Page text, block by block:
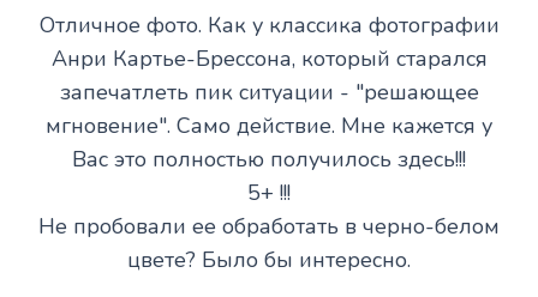
Отличное фото. Как у классика фотографии
Анри Картье-Брессона, который старался
запечатлеть пик ситуации - "решающее
мгновение". Само действие. Мне кажется у
Вас это полностью получилось здесь!!!
5+ !!!
Не пробовали ее обработать в черно-белом
цвете? Было бы интересно.